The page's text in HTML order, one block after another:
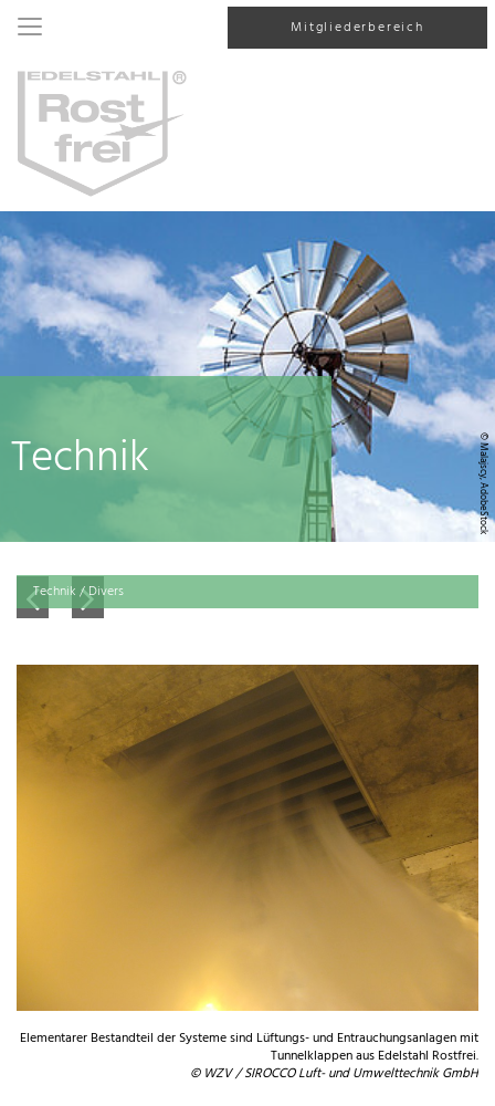
Mitgliederbereich
© Malajscy, AdobeStock
Technik
Technik / Divers
Elementarer Bestandteil der Systeme sind Lüftungs- und Entrauchungsanlagen mit
Tunnelklappen aus Edelstahl Rostfrei.
© WZV / SIROCCO Luft- und Umwelttechnik GmbH